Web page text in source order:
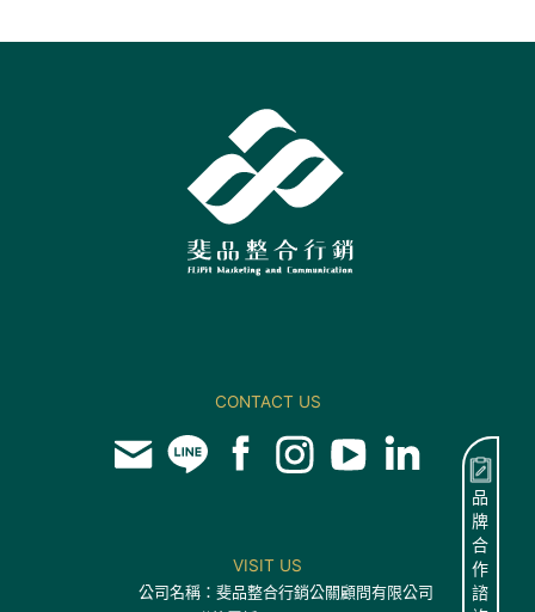
品
牌
合
作
諮
CONTACT US
VISIT US
公司名稱：斐品整合行銷公關顧問有限公司